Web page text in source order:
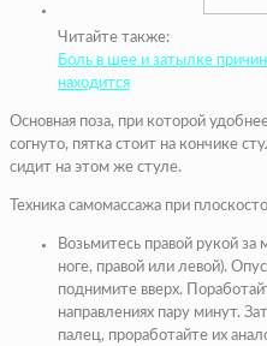
Читайте также:
Боль в шее и затылке
находится
Основная поза, при которой
согнуто, пятка стоит на кончике
сидит на этом же стуле.
Техника самомассажа при
Возьмитесь правой рукой за
ноге, правой или левой).
поднимите вверх.
направлениях пару минут.
палец, проработайте их